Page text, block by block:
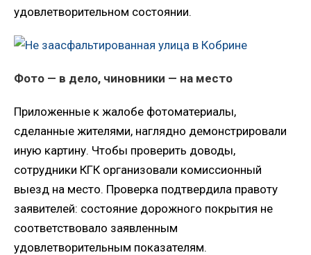
удовлетворительном состоянии.
Фото — в дело, чиновники — на место
Приложенные к жалобе фотоматериалы,
сделанные жителями, наглядно демонстрировали
иную картину. Чтобы проверить доводы,
сотрудники КГК организовали комиссионный
выезд на место. Проверка подтвердила правоту
заявителей: состояние дорожного покрытия не
соответствовало заявленным
удовлетворительным показателям.